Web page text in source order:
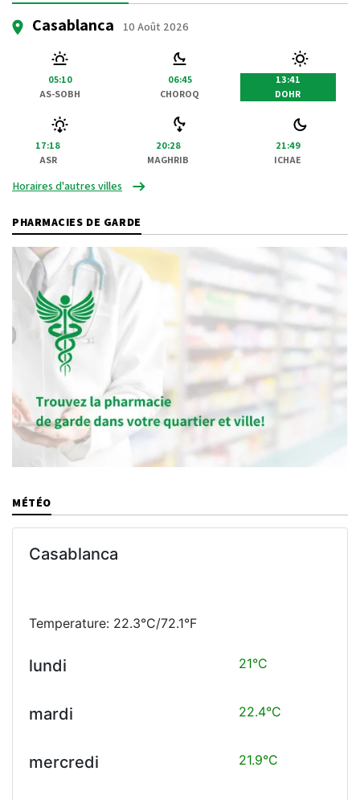
Casablanca 10 Août 2026
05:10
AS-SOBH
06:45
CHOROQ
13:41
DOHR
17:18
ASR
20:28
MAGHRIB
21:49
ICHAE
Horaires d'autres villes
PHARMACIES DE GARDE
MÉTÉO
Casablanca
Temperature: 22.3°C/72.1°F
lundi 21°C
mardi 22.4°C
mercredi 21.9°C